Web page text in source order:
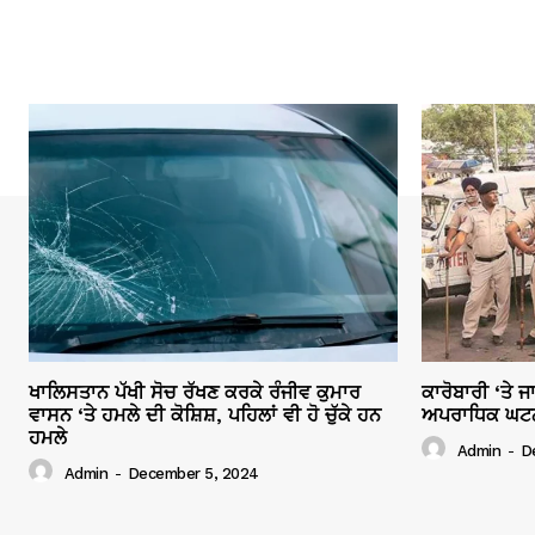
ਖਾਲਿਸਤਾਨ ਪੱਖੀ ਸੋਚ ਰੱਖਣ ਕਰਕੇ ਰੰਜੀਵ ਕੁਮਾਰ
ਵਾਸਨ ‘ਤੇ ਹਮਲੇ ਦੀ ਕੋਸ਼ਿਸ਼, ਪਹਿਲਾਂ ਵੀ ਹੋ ਚੁੱਕੇ ਹਨ
ਹਮਲੇ
Admin - December 5, 2024
ਕਾਰੋਬਾਰੀ ‘ਤੇ
ਅਪਰਾਧਿਕ
Admin -